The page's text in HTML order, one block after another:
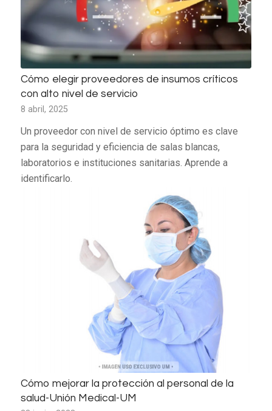
Cómo elegir proveedores de insumos críticos
con alto nivel de servicio
8 abril, 2025
Un proveedor con nivel de servicio óptimo es clave
para la seguridad y eficiencia de salas blancas,
laboratorios e instituciones sanitarias. Aprende a
identificarlo.
Cómo mejorar la protección al personal de la
salud-Unión Medical-UM